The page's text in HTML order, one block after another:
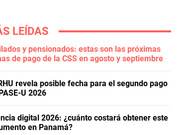
LEÍDAS
y pensionados: estas son las próximas
de pago de la CSS en agosto y septiembre
revela posible fecha para el segundo pago
U 2026
digital 2026: ¿cuánto costará obtener este
en Panamá?